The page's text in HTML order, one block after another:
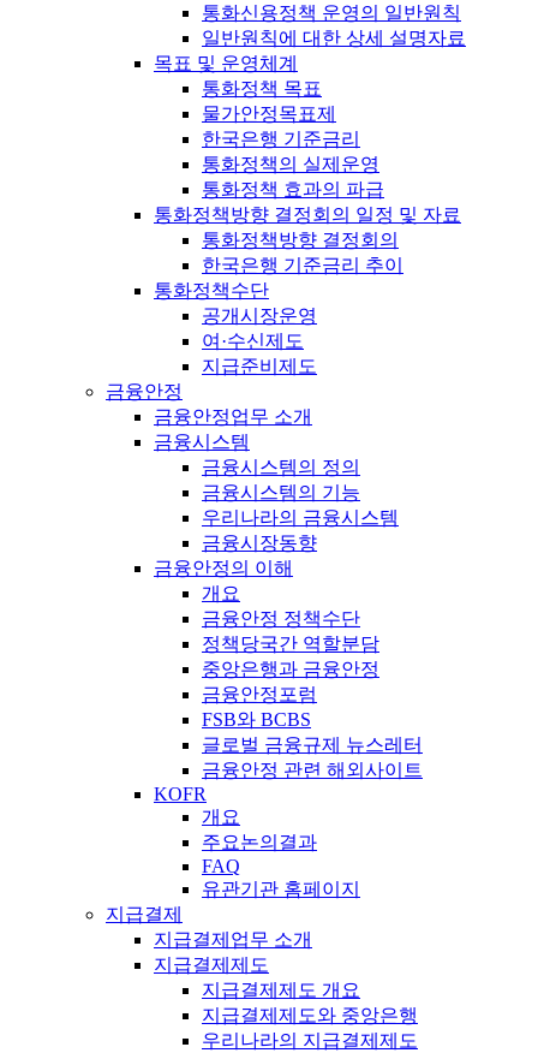
통화신용정책 운영의 일반원칙
일반원칙에 대한 상세 설명자료
목표 및 운영체계
통화정책 목표
물가안정목표제
한국은행 기준금리
통화정책의 실제운영
통화정책 효과의 파급
통화정책방향 결정회의 일정 및 자료
통화정책방향 결정회의
한국은행 기준금리 추이
통화정책수단
공개시장운영
여·수신제도
지급준비제도
금융안정
금융안정업무 소개
금융시스템
금융시스템의 정의
금융시스템의 기능
우리나라의 금융시스템
금융시장동향
금융안정의 이해
개요
금융안정 정책수단
정책당국간 역할분담
중앙은행과 금융안정
금융안정포럼
FSB와 BCBS
글로벌 금융규제 뉴스레터
금융안정 관련 해외사이트
KOFR
개요
주요논의결과
FAQ
유관기관 홈페이지
지급결제
지급결제업무 소개
지급결제제도
지급결제제도 개요
지급결제제도와 중앙은행
우리나라의 지급결제제도